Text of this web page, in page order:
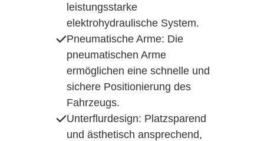
leistungsstarke
elektrohydraulische System.
Pneumatische Arme: Die
pneumatischen Arme
ermöglichen eine schnelle und
sichere Positionierung des
Fahrzeugs.
Unterflurdesign: Platzsparend
und ästhetisch ansprechend,